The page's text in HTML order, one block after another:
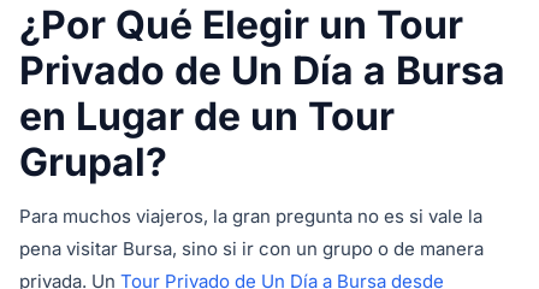
¿Por Qué Elegir un Tour
Privado de Un Día a Bursa
en Lugar de un Tour
Grupal?
Para muchos viajeros, la gran pregunta no es si vale la
pena visitar Bursa, sino si ir con un grupo o de manera
privada. Un Tour Privado de Un Día a Bursa desde